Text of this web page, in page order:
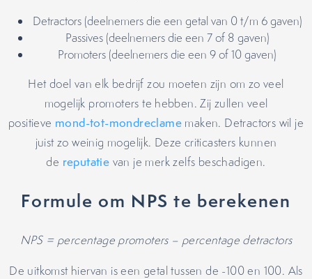
Detractors (deelnemers die een getal van 0 t/m 6 gaven)
Passives (deelnemers die een 7 of 8 gaven)
Promoters (deelnemers die een 9 of 10 gaven)
Het doel van elk bedrijf zou moeten zijn om zo veel
mogelijk promoters te hebben. Zij zullen veel
positieve mond-tot-mondreclame maken. Detractors wil je
juist zo weinig mogelijk. Deze criticasters kunnen
de reputatie van je merk zelfs beschadigen.
Formule om NPS te berekenen
NPS = percentage promoters – percentage detractors
De uitkomst hiervan is een getal tussen de -100 en 100. Als